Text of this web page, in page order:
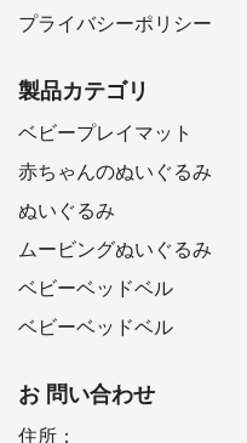
プライバシーポリシー
製品カテゴリ
ベビープレイマット
赤ちゃんのぬいぐるみ
ぬいぐるみ
ムービングぬいぐるみ
ベビーベッドベル
ベビーベッドベル
お 問い合わせ
住所：